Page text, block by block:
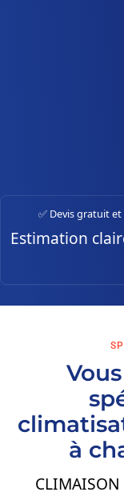
✅ Devis gratuit
Estimation
à